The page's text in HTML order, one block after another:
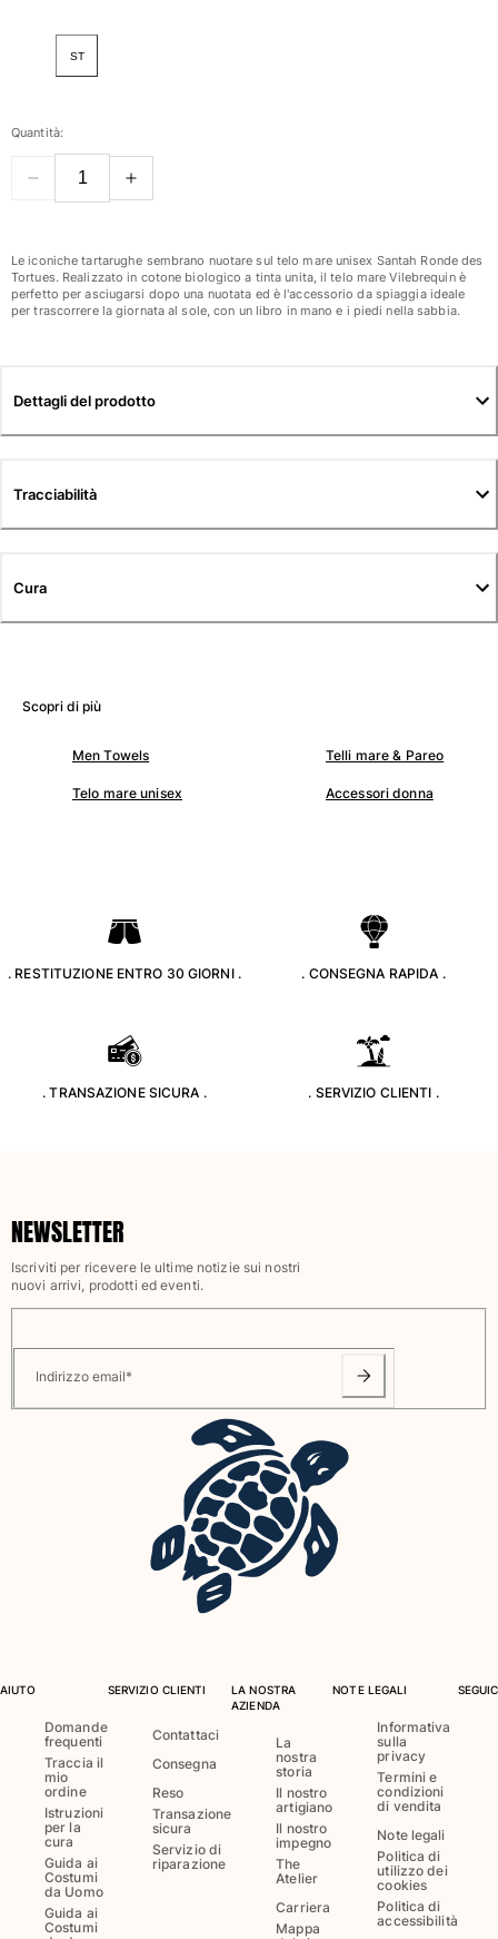
Vedi tutti i Donna
Costumi da bagno
Slips
Vedi tutti i Costumi da bagno
Abbigliamento
Shorts
Sweatshirts
T-Shirts
Vedi tutti i Yachting collection
Vedi tutti i Bambino
Classico
Rashguard
Costumi da bagno magici
Vedi tutti i Costumi da bagno
Pantaloni
Camicie
Bermuda
Felpe
Bambina
Costumi da bagno
Costumi Interi
Rashguard
Abbigliamento
Abiti e Gonne
Tute
Pantaloncini
Felpe
Vedi tutti i Abbigliamento
Neonato
ST
Quantità:
Le iconiche tartarughe sembrano nuotare sul telo mare unisex Santah Ronde des
Tortues. Realizzato in cotone biologico a tinta unita, il telo mare Vilebrequin è
perfetto per asciugarsi dopo una nuotata ed è l'accessorio da spiaggia ideale
per trascorrere la giornata al sole, con un libro in mano e i piedi nella sabbia.
Dettagli del prodotto
Tracciabilità
Cura
Scopri di più
Men Towels Telli mare & Pareo
Telo mare unisex Accessori donna
. RESTITUZIONE ENTRO 30 GIORNI . . CONSEGNA RAPIDA .
. TRANSAZIONE SICURA . . SERVIZIO CLIENTI .
NEWSLETTER
Iscriviti per ricevere le ultime notizie sui nostri
nuovi arrivi, prodotti ed eventi.
Indirizzo email*
AIUTO
Domande
frequenti
Traccia il
mio
ordine
Istruzioni
per la
cura
Guida ai
Costumi
da Uomo
Guida ai
Costumi
SERVIZIO CLIENTI
Contattaci
Consegna
Reso
Transazione
sicura
Servizio di
riparazione
LA NOSTRA
AZIENDA
La
nostra
storia
Il nostro
artigiano
Il nostro
impegno
The
Atelier
Carriera
Mappa
NOTE LEGALI
Informativa
sulla
privacy
Termini e
condizioni
di vendita
Note legali
Politica di
utilizzo dei
cookies
Politica di
accessibilità